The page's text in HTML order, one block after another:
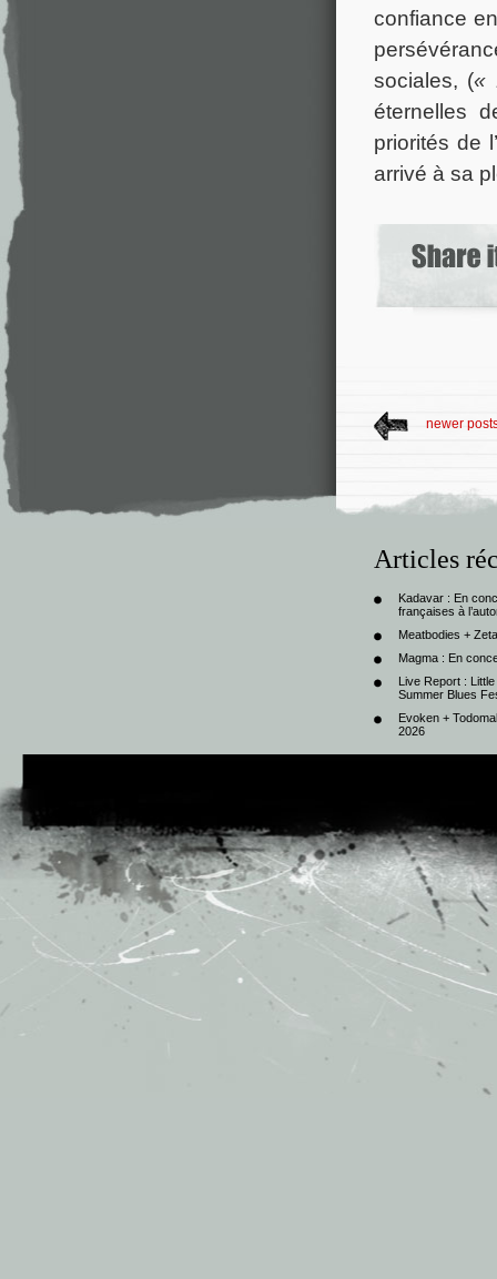
confiance
sociales, («
éternelles
priorités de
arrivé à sa
newer
Articles
Kadavar : En
françaises à
Meatbodies +
Magma : En
Live Report :
Summer Blues
Evoken +
2026